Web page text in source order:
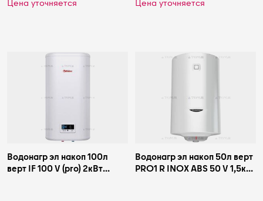
Водонагр эл накоп 100л
верт IF 100 V (pro) 2кВт
Водонагр эл накоп 50л верт
PRO1 R INOX ABS 50 V 1,5кВт